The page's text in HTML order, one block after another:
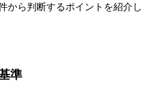
から判断するポイントを紹介し
準